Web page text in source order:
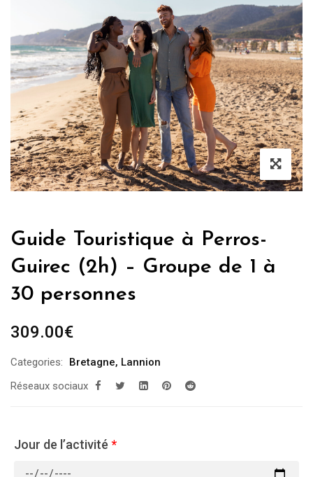
Guide Touristique à Perros-
Guirec (2h) – Groupe de 1 à
30 personnes
309.00€
Categories: Bretagne, Lannion
Réseaux sociaux
Jour de l’activité *